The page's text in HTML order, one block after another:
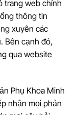
trang web chính
thông tin
xuyên các
Bên cạnh đó,
qua website
Phụ Khoa Minh
nhận mọi phản